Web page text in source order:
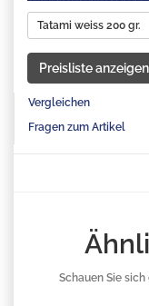
Tatami weiss 200 gr.
Preisliste anzeigen
Vergleichen
Fragen zum Artikel
Schauen Sie